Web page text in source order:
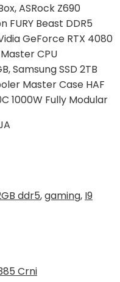
KM.
ASRock Z690
FURY Beast DDR5
GeForce RTX 4080
CPU
Samsung SSD 2TB
Master Case HAF
1000W Fully Modular
ddr5,gaming, I9